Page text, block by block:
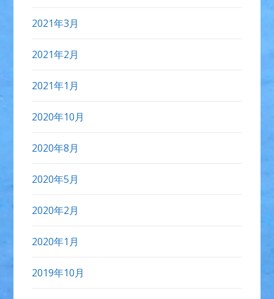
2021年3月
2021年2月
2021年1月
2020年10月
2020年8月
2020年5月
2020年2月
2020年1月
2019年10月